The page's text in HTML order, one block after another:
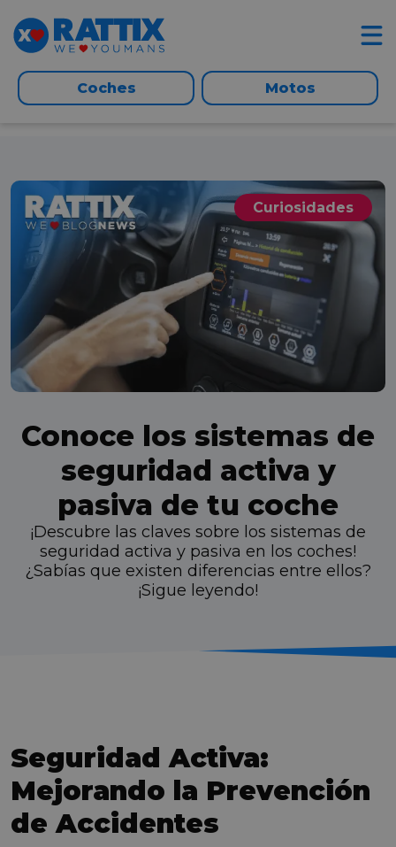
Coches Motos
Curiosidades
Conoce los sistemas de
seguridad activa y
pasiva de tu coche
¡Descubre las claves sobre los sistemas de
seguridad activa y pasiva en los coches!
¿Sabías que existen diferencias entre ellos?
¡Sigue leyendo!
Seguridad Activa:
Mejorando la Prevención
de Accidentes